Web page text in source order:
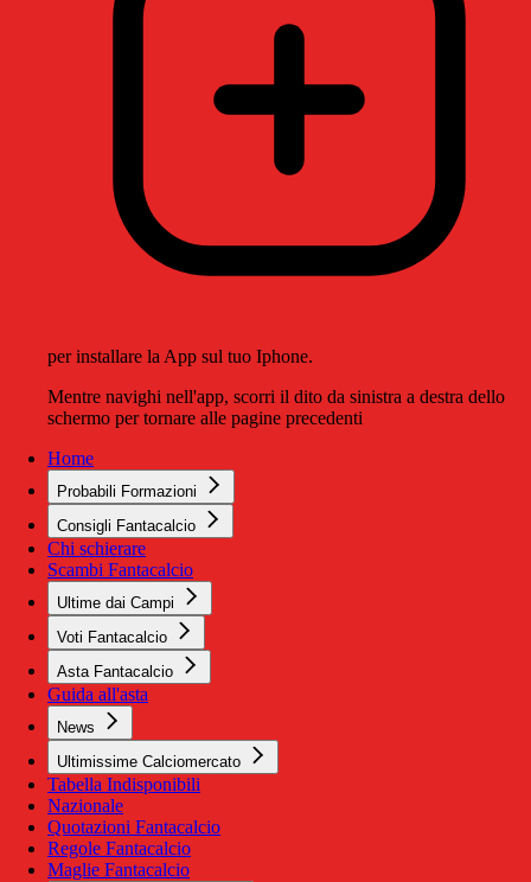
per installare la App sul tuo Iphone.
Mentre navighi nell'app, scorri il dito da sinistra a destra dello
schermo per tornare alle pagine precedenti
Home
Probabili Formazioni
Consigli Fantacalcio
Chi schierare
Scambi Fantacalcio
Ultime dai Campi
Voti Fantacalcio
Asta Fantacalcio
Guida all'asta
News
Ultimissime Calciomercato
Tabella Indisponibili
Nazionale
Quotazioni Fantacalcio
Regole Fantacalcio
Maglie Fantacalcio